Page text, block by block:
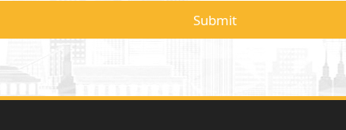
Submit